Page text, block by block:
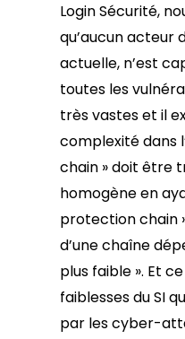
Login Sécurité,
qu’aucun acteur
actuelle, n’est
toutes les
très vastes et il
complexité dans
chain » doit être
homogène en
protection chain
d’une chaîne
plus faible ». Et
faiblesses du SI
par les cyber-